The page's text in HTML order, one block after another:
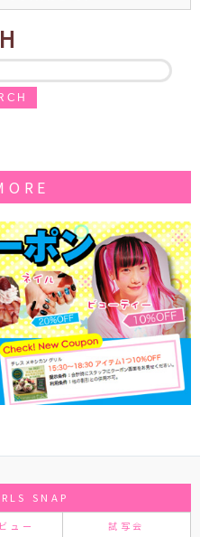
SNAP
ュー 試写会